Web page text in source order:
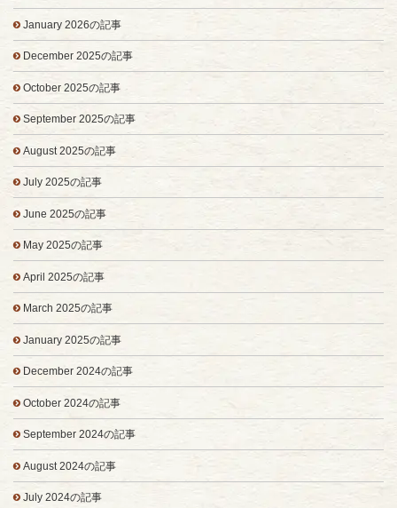
January 2026の記事
December 2025の記事
October 2025の記事
September 2025の記事
August 2025の記事
July 2025の記事
June 2025の記事
May 2025の記事
April 2025の記事
March 2025の記事
January 2025の記事
December 2024の記事
October 2024の記事
September 2024の記事
August 2024の記事
July 2024の記事